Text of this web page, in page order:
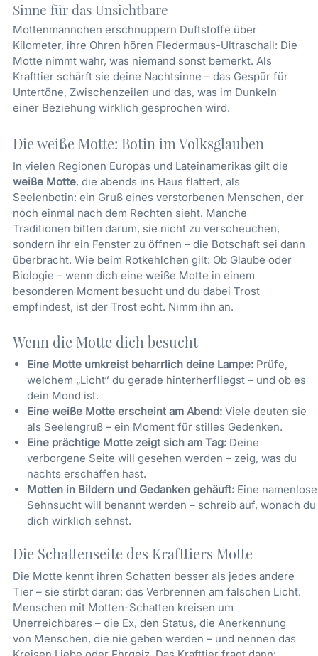
Sinne für das Unsichtbare
Mottenmännchen erschnuppern Duftstoffe über
Kilometer, ihre Ohren hören Fledermaus-Ultraschall: Die
Motte nimmt wahr, was niemand sonst bemerkt. Als
Krafttier schärft sie deine Nachtsinne – das Gespür für
Untertöne, Zwischenzeilen und das, was im Dunkeln
einer Beziehung wirklich gesprochen wird.
Die weiße Motte: Botin im Volksglauben
In vielen Regionen Europas und Lateinamerikas gilt die
weiße Motte, die abends ins Haus flattert, als
Seelenbotin: ein Gruß eines verstorbenen Menschen, der
noch einmal nach dem Rechten sieht. Manche
Traditionen bitten darum, sie nicht zu verscheuchen,
sondern ihr ein Fenster zu öffnen – die Botschaft sei dann
überbracht. Wie beim Rotkehlchen gilt: Ob Glaube oder
Biologie – wenn dich eine weiße Motte in einem
besonderen Moment besucht und du dabei Trost
empfindest, ist der Trost echt. Nimm ihn an.
Wenn die Motte dich besucht
Eine Motte umkreist beharrlich deine Lampe: Prüfe,
welchem „Licht“ du gerade hinterherfliegst – und ob es
dein Mond ist.
Eine weiße Motte erscheint am Abend: Viele deuten sie
als Seelengruß – ein Moment für stilles Gedenken.
Eine prächtige Motte zeigt sich am Tag: Deine
verborgene Seite will gesehen werden – zeig, was du
nachts erschaffen hast.
Motten in Bildern und Gedanken gehäuft: Eine namenlose
Sehnsucht will benannt werden – schreib auf, wonach du
dich wirklich sehnst.
Die Schattenseite des Krafttiers Motte
Die Motte kennt ihren Schatten besser als jedes andere
Tier – sie stirbt daran: das Verbrennen am falschen Licht.
Menschen mit Motten-Schatten kreisen um
Unerreichbares – die Ex, den Status, die Anerkennung
von Menschen, die nie geben werden – und nennen das